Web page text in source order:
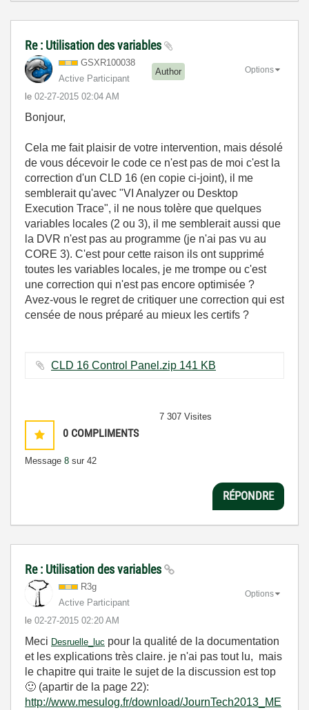
Re : Utilisation des variables
GSXR100038
Active Participant
Author
le ‎02-27-2015 02:04 AM
Options
Bonjour,
Cela me fait plaisir de votre intervention, mais désolé
de vous décevoir le code ce n'est pas de moi c'est la
correction d'un CLD 16 (en copie ci-joint), il me
semblerait qu'avec "VI Analyzer ou Desktop
Execution Trace", il ne nous tolère que quelques
variables locales (2 ou 3), il me semblerait aussi que
la DVR n'est pas au programme (je n'ai pas vu au
CORE 3). C'est pour cette raison ils ont supprimé
toutes les variables locales, je me trompe ou c'est
une correction qui n'est pas encore optimisée ?
Avez-vous le regret de critiquer une correction qui est
censée de nous préparé au mieux les certifs ?
CLD 16 Control Panel.zip ‏141 KB
0 COMPLIMENTS
Message 8 sur 42
7 307 Visites
RÉPONDRE
Re : Utilisation des variables
R3g
Active Participant
le ‎02-27-2015 02:20 AM
Options
Meci Desruelle_luc pour la qualité de la documentation
et les explications très claire. je n'ai pas tout lu, mais
le chapitre qui traite le sujet de la discussion est top
🙂 (apartir de la page 22):
http://www.mesulog.fr/download/JournTech2013_ME